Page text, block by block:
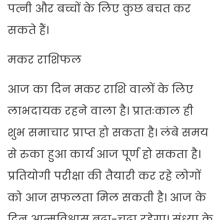
पत्नी और बच्चों के लिए कुछ बचत कर
सकते हैं।
मकर राशिफल
आज का दिन मकर राशि वालों के लिए
लाभदायक रहने वाला है। प्रातःकाल ही
शुभ समाचार प्राप्त हो सकता है। लंबे समय
से रुका हुआ कार्य आज पूर्ण हो सकता है।
प्रतियोगी परीक्षा की तैयारी कर रहे लोगों
को आज सफलता मिल सकती है। आज के